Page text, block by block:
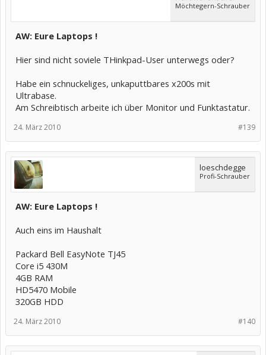
Möchtegern-Schrauber
AW: Eure Laptops !
Hier sind nicht soviele THinkpad-User unterwegs oder?
Habe ein schnuckeliges, unkaputtbares x200s mit
Ultrabase.
Am Schreibtisch arbeite ich über Monitor und Funktastatur.
#139
24. März 2010
loeschdegge
Profi-Schrauber
AW: Eure Laptops !
Auch eins im Haushalt
Packard Bell EasyNote TJ45
Core i5 430M
4GB RAM
HD5470 Mobile
320GB HDD
#140
24. März 2010